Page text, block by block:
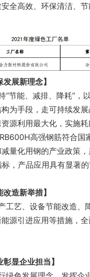
全高效、环保清洁、
展新理念】
节能、减排、降耗”，
为手段，走可持续发
源利用最大化，实施
高强钢筋符合国
量化用钢的产业政策
，产品应用具有显著的
造新举措】
艺、设备节能改造、
源引进应用等措施，全
显企业担当】